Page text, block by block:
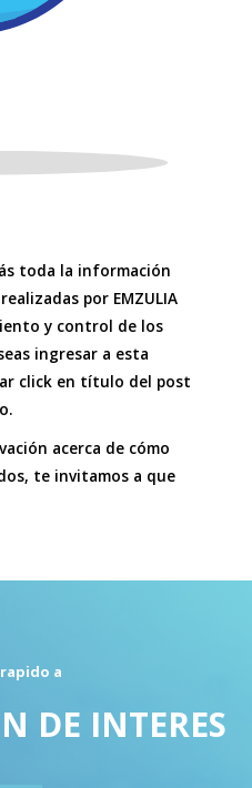
toda la información
por EMZULIA
y control de los
ingresar a esta
click en título del post
acerca de cómo
te invitamos a que
a
DE INTERES